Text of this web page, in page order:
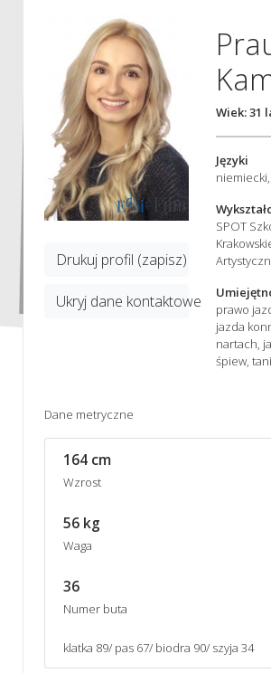
Drukuj profil (zapisz)
Ukryj dane kontaktowe
Wiek: 31
Języki
SPOT
prawo
jazda
nartach,
śpiew,
Dane metryczne
164 cm
Wzrost
56 kg
Waga
36
Numer buta
klatka 89/ pas 67/ biodra 90/ szyja 34